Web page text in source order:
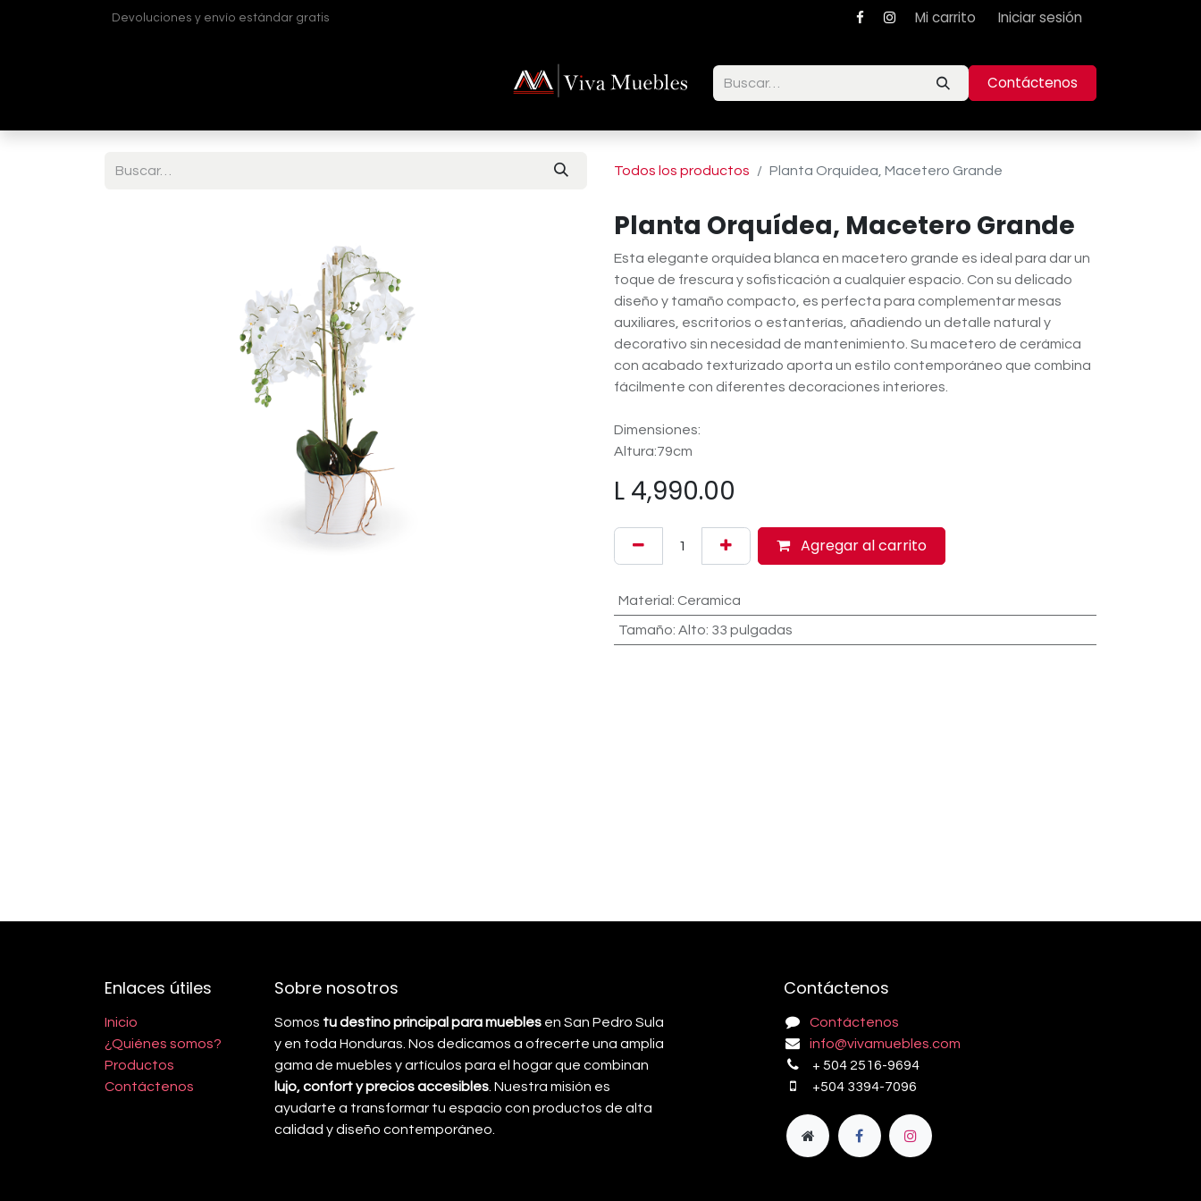
Devoluciones y envío estándar gratis Mi carrito Iniciar sesión
Contáctenos
Todos los productos Planta Orquídea, Macetero Grande
Planta Orquídea, Macetero Grande
Esta elegante orquídea blanca en macetero grande es ideal para dar un
toque de frescura y sofisticación a cualquier espacio. Con su delicado
diseño y tamaño compacto, es perfecta para complementar mesas
auxiliares, escritorios o estanterías, añadiendo un detalle natural y
decorativo sin necesidad de mantenimiento. Su macetero de cerámica
con acabado texturizado aporta un estilo contemporáneo que combina
fácilmente con diferentes decoraciones interiores.
Dimensiones:
Altura:79cm
L 4,990.00
Agregar al carrito
Material : Ceramica
Tamaño: Alto: 33 pulgadas
Enlaces útiles
Inicio
¿Quiénes somos?
Productos
Contáctenos
Sobre nosotros
Somos tu destino principal para muebles en San Pedro Sula
y en toda Honduras. Nos dedicamos a ofrecerte una amplia
gama de muebles y artículos para el hogar que combinan
lujo, confort y precios accesibles . Nuestra misión es
ayudarte a transformar tu espacio con productos de alta
calidad y diseño contemporáneo.
Contáctenos
Contáctenos
info@vivamuebles.com
+ 504 2516-9694
+504 3394-7096